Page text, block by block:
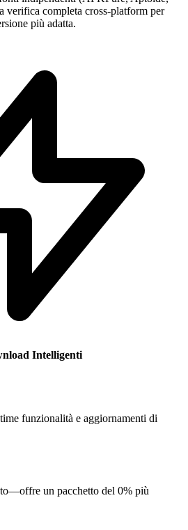
verifica completa cross-platform per
più adatta.
Intelligenti
funzionalità e aggiornamenti di
un pacchetto del 0% più